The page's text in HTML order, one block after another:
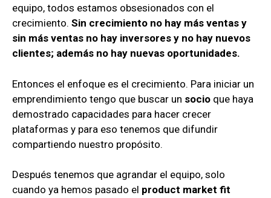
equipo, todos estamos obsesionados con el
crecimiento. Sin crecimiento no hay más ventas y
sin más ventas no hay inversores y no hay nuevos
clientes; además no hay nuevas oportunidades.
Entonces el enfoque es el crecimiento. Para iniciar un
emprendimiento tengo que buscar un socio que haya
demostrado capacidades para hacer crecer
plataformas y para eso tenemos que difundir
compartiendo nuestro propósito.
Después tenemos que agrandar el equipo, solo
cuando ya hemos pasado el product market fit